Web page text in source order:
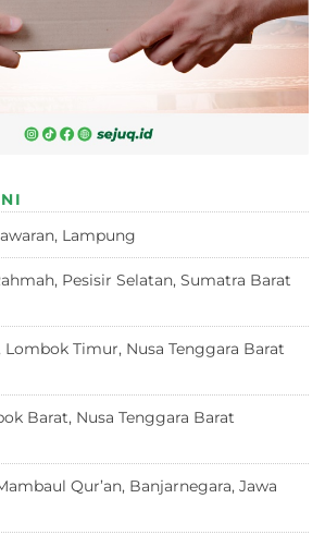
Lampung
Pesisir Selatan, Sumatra Barat
Timur, Nusa Tenggara Barat
Barat, Nusa Tenggara Barat
Qur’an, Banjarnegara, Jawa